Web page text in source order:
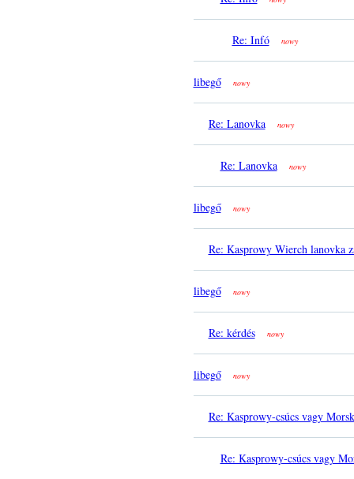
Re: Infó nowy
libegő nowy
Re: Lanovka nowy
Re: Lanovka nowy
libegő nowy
Re: Kasprowy Wierch lanovka
libegő nowy
Re: kérdés nowy
libegő nowy
Re: Kasprowy-csúcs vagy
Re: Kasprowy-csúcs vagy